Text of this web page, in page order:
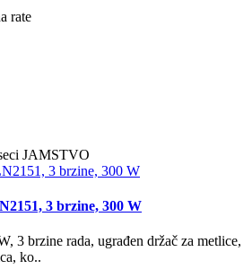
rate
JAMSTVO
3 brzine, 300 W
3 brzine rada, ugrađen držač za metlice,
ko..